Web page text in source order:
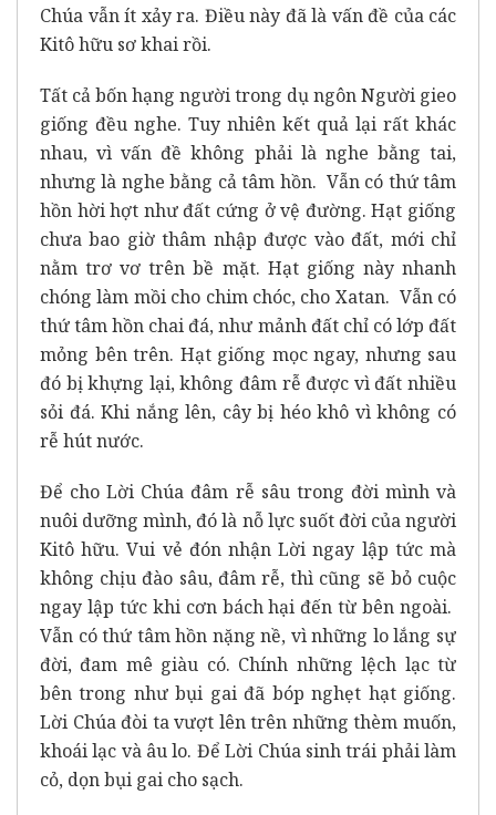
Chúa vẫn ít xảy ra. Điều này đã là vấn đề của các
Kitô hữu sơ khai rồi.
Tất cả bốn hạng người trong dụ ngôn Người gieo
giống đều nghe. Tuy nhiên kết quả lại rất khác
nhau, vì vấn đề không phải là nghe bằng tai,
nhưng là nghe bằng cả tâm hồn. Vẫn có thứ tâm
hồn hời hợt như đất cứng ở vệ đường. Hạt giống
chưa bao giờ thâm nhập được vào đất, mới chỉ
nằm trơ vơ trên bề mặt. Hạt giống này nhanh
chóng làm mồi cho chim chóc, cho Xatan. Vẫn có
thứ tâm hồn chai đá, như mảnh đất chỉ có lớp đất
mỏng bên trên. Hạt giống mọc ngay, nhưng sau
đó bị khựng lại, không đâm rễ được vì đất nhiều
sỏi đá. Khi nắng lên, cây bị héo khô vì không có
rễ hút nước.
Để cho Lời Chúa đâm rễ sâu trong đời mình và
nuôi dưỡng mình, đó là nỗ lực suốt đời của người
Kitô hữu. Vui vẻ đón nhận Lời ngay lập tức mà
không chịu đào sâu, đâm rễ, thì cũng sẽ bỏ cuộc
ngay lập tức khi cơn bách hại đến từ bên ngoài.
Vẫn có thứ tâm hồn nặng nề, vì những lo lắng sự
đời, đam mê giàu có. Chính những lệch lạc từ
bên trong như bụi gai đã bóp nghẹt hạt giống.
Lời Chúa đòi ta vượt lên trên những thèm muốn,
khoái lạc và âu lo. Để Lời Chúa sinh trái phải làm
cỏ, dọn bụi gai cho sạch.